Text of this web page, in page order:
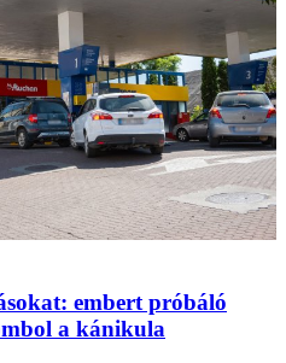
embert próbáló
a kánikula